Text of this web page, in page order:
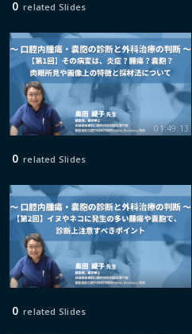
0 related Slides
01:49:13
0 related Slides
0 related Slides